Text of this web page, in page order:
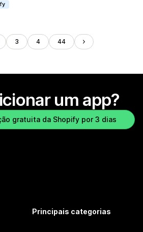
3 4 44
um app?
gratuita da Shopify por 3 dias
Principais categorias